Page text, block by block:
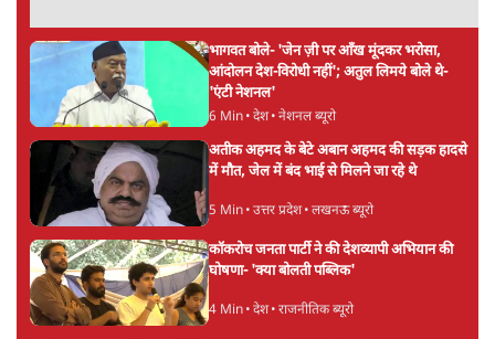
भागवत बोले- 'जेन ज़ी पर आँख मूंदकर भरोसा,
आंदोलन देश-विरोधी नहीं'; अतुल लिमये बोले थे-
'एंटी नेशनल'
6 Min• देश• नेशनल ब्यूरो
अतीक अहमद के बेटे अबान अहमद की सड़क हादसे
में मौत, जेल में बंद भाई से मिलने जा रहे थे
5 Min• उत्तर प्रदेश• लखनऊ ब्यूरो
कॉकरोच जनता पार्टी ने की देशव्यापी अभियान की
घोषणा- 'क्या बोलती पब्लिक'
4 Min• देश• राजनीतिक ब्यूरो